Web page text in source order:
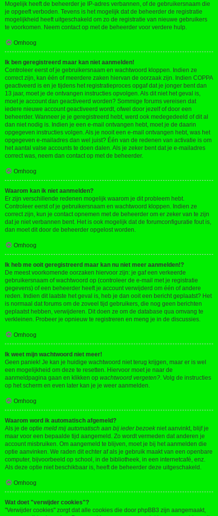
Mogelijk heeft de beheerder je IP-adres verbannen, of de gebruikersnaam die
je opgeeft verboden. Tevens is het mogelijk dat de beheerder de registratie
mogelijkheid heeft uitgeschakeld om zo de registratie van nieuwe gebruikers
te voorkomen. Neem contact op met de beheerder voor verdere hulp.
Omhoog
Ik ben geregistreerd maar kan niet aanmelden!
Controleer eerst of je gebruikersnaam en wachtwoord kloppen. Indien ze
correct zijn, kan één of meerdere zaken hiervan de oorzaak zijn. Indien COPPA
geactiveerd is en je tijdens het registratieproces opgaf dat je jonger bent dan
13 jaar, moet je de ontvangen instructies opvolgen. Als dit niet het geval is,
moet je account dan geactiveerd worden? Sommige forums vereisen dat
iedere nieuwe account geactiveerd wordt, ofwel door jezelf of door een
beheerder. Wanneer je je geregistreerd hebt, werd ook medegedeeld of dit al
dan niet nodig is. Indien je een e-mail ontvangen hebt, moet je de daarin
opgegeven instructies volgen. Als je nooit een e-mail ontvangen hebt, was het
opgegeven e-mailadres dan wel juist? Één van de redenen van activatie is om
het aantal valse accounts te doen dalen. Als je zeker bent dat je e-mailadres
correct was, neem dan contact op met de beheerder.
Omhoog
Waarom kan ik niet aanmelden?
Er zijn verschillende redenen mogelijk waarom je dit probleem hebt.
Controleer eerst of je gebruikersnaam en wachtwoord kloppen. Indien ze
correct zijn, kun je contact opnemen met de beheerder om er zeker van te zijn
dat je niet verbannen bent. Het is ook mogelijk dat de forumconfiguratie fout is,
dan moet dit door de beheerder opgelost worden.
Omhoog
Ik heb me ooit geregistreerd maar kan nu niet meer aanmelden!?
De meest voorkomende oorzaken hiervoor zijn: je gaf een verkeerde
gebruikersnaam of wachtwoord op (controleer de e-mail met je registratie
gegevens) of een beheerder heeft je account verwijderd om één of andere
reden. Indien dit laatste het geval is, heb je dan ooit een bericht geplaatst? Het
is normaal dat forums om de zoveel tijd gebruikers, die nog geen berichten
geplaatst hebben, verwijderen. Dit doen ze om de database qua omvang te
verkleinen. Probeer je opnieuw te registreren en meng je in de discussies.
Omhoog
Ik weet mijn wachtwoord niet meer!
Geen paniek! Je kan je huidige wachtwoord niet terug krijgen, maar er is wel
een mogelijkheid om deze te resetten. Hiervoor moet je naar de
aanmeldpagina gaan en klikken op wachtwoord vergeten?. Volg de instructies
op het scherm en even later kan je je weer aanmelden.
Omhoog
Waarom word ik automatisch afgemeld?
Als je de optie meld mij automatisch aan bij ieder bezoek niet aanvinkt, blijf je
maar voor een bepaalde tijd aangemeld. Zo wordt vermeden dat anderen je
account misbruiken. Om aangemeld te blijven, moet je bij het aanmelden die
optie aanvinken. We raden dit echter af als je gebruik maakt van een openbare
computer, bijvoorbeeld op school, in de bibliotheek, in een internetcafé, enz.
Als deze optie niet beschikbaar is, heeft de beheerder deze uitgeschakeld.
Omhoog
Wat doet "verwijder cookies"?
"Verwijder cookies" zorgt dat alle cookies die door phpBB3 zijn aangemaakt,